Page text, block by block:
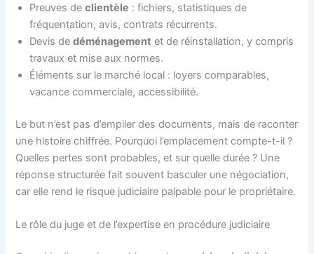
Preuves declientèle : fichiers, statistiques de
fréquentation, avis, contrats récurrents.
Devis dedéménagement et de réinstallation, y compris
travaux et mise aux normes.
Éléments sur le marché local : loyers comparables,
vacance commerciale, accessibilité.
Le but n’est pas d’empiler des documents, mais de raconter
une histoire chiffrée. Pourquoi l’emplacement compte-t-il ?
Quelles pertes sont probables, et sur quelle durée ? Une
réponse structurée fait souvent basculer une négociation,
car elle rend le risque judiciaire palpable pour le propriétaire.
Le rôle du juge et de l’expertise en procédure judiciaire